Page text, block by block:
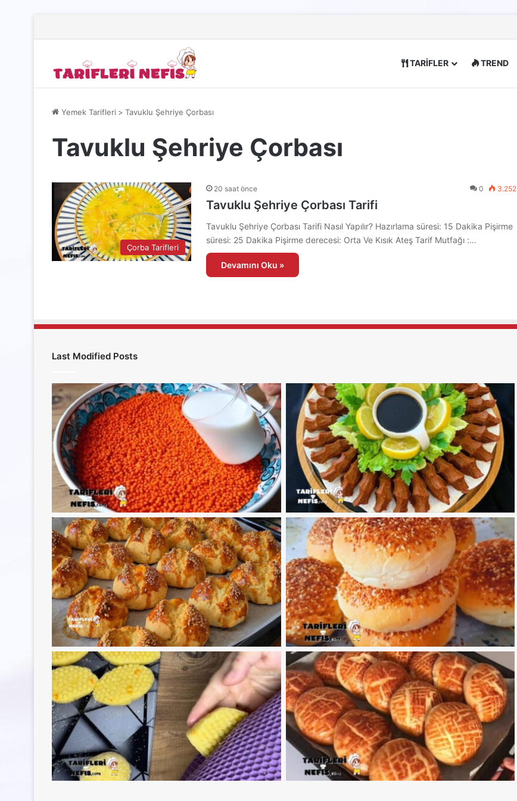
TARİFLER TREND
Yemek Tarifleri > Tavuklu Şehriye Çorbası
Tavuklu Şehriye Çorbası
Çorba Tarifleri
20 saat önce 0 3.252
Tavuklu Şehriye Çorbası Tarifi
Tavuklu Şehriye Çorbası Tarifi Nasıl Yapılır? Hazırlama süresi: 15 Dakika Pişirme
süresi: 25 Dakika Pişirme derecesi: Orta Ve Kısık Ateş Tarif Mutfağı :…
Devamını Oku »
Last Modified Posts